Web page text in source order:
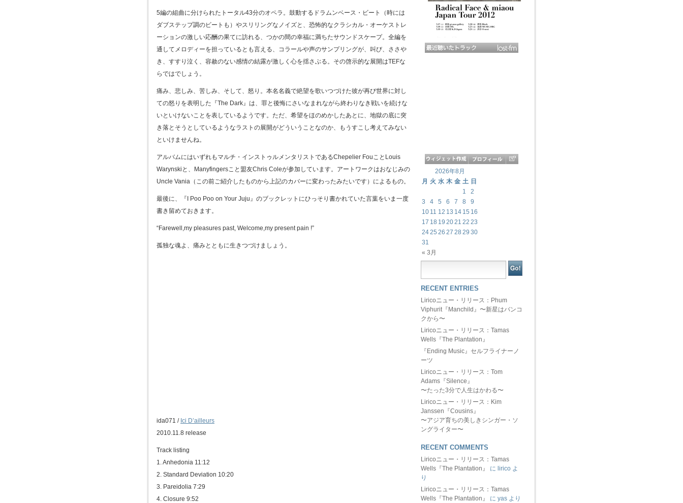
5編の組曲に分けられたトータル43分のオペラ。鼓動するドラムンベース・ビート（時には
ダブステップ調のビートも）やスリリングなノイズと、恐怖的なクラシカル・オーケストレ
ーションの激しい応酬の果てに訪れる、つかの間の幸福に満ちたサウンドスケープ。全編を
通してメロディーを担っているとも言える、コラールや声のサンプリングが、叫び、ささや
き、すすり泣く、容赦のない感情の結露が激しく心を揺さぶる。その啓示的な展開はTEFな
らではでしょう。
痛み、悲しみ、苦しみ、そして、怒り。本名名義で絶望を歌いつづけた彼が再び世界に対し
ての怒りを表明した『The Dark』は、罪と後悔にさいなまれながら終わりなき戦いを続けな
いといけないことを表しているようです。ただ、希望をほのめかしたあとに、地獄の底に突
き落とそうとしているようなラストの展開がどういうことなのか、もうすこし考えてみない
といけませんね。
アルバムにはいずれもマルチ・インストゥルメンタリストであるChepelier FouことLouis
Warynskiと、Manyfingersこと盟友Chris Coleが参加しています。アートワークはおなじみの
Uncle Vania（この前ご紹介したものから上記のカバーに変わったみたいです）によるもの。
最後に、『I Poo Poo on Your Juju』のブックレットにひっそり書かれていた言葉をいま一度
書き留めておきます。
“Farewell,my pleasures past, Welcome,my present pain !”
孤独な魂よ、痛みとともに生きつづけましょう。
ida071 / Ici D’ailleurs
2010.11.8 release
Track listing
1. Anhedonia 11:12
2. Standard Deviation 10:20
3. Pareidolia 7:29
4. Closure 9:52
2026年8月
月 火 水 木 金 土 日
« 3月
1
2
3
4 5 6 7 8
9
10 11 12 13 14 15 16
17 18 19 2021 22 23
2425 26 27 28 29 30
31
RECENT ENTRIES
Liricoニュー・リリース：Phum
Viphurit『Manchild』〜新星はバンコ
クから〜
Liricoニュー・リリース：Tamas
Wells『The Plantation』
『Ending Music』セルフライナーノ
ーツ
Liricoニュー・リリース：Tom
Adams『Silence』
〜たった3分で人生はかわる〜
Liricoニュー・リリース：Kim
Janssen『Cousins』
〜アジア育ちの美しきシンガー・ソ
ングライター〜
RECENT COMMENTS
Liricoニュー・リリース：Tamas
Wells『The Plantation』
に lirico よ
り
Liricoニュー・リリース：Tamas
Wells『The Plantation』
に yas より